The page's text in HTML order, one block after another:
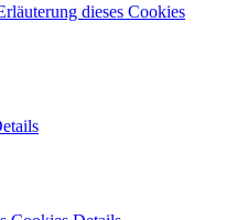
dieses Cookies